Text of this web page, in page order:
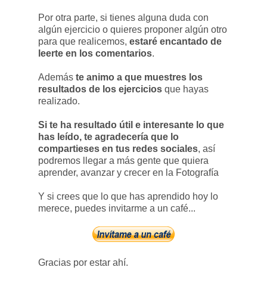
Por otra parte, si tienes alguna duda con
algún ejercicio o quieres proponer algún otro
para que realicemos, estaré encantado de
leerte en los comentarios.
Además te animo a que muestres los
resultados de los ejercicios que hayas
realizado.
Si te ha resultado útil e interesante lo que
has leído, te agradecería que lo
compartieses en tus redes sociales, así
podremos llegar a más gente que quiera
aprender, avanzar y crecer en la Fotografía
Y si crees que lo que has aprendido hoy lo
merece, puedes invitarme a un café...
Gracias por estar ahí.